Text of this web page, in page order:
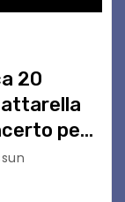
20
per